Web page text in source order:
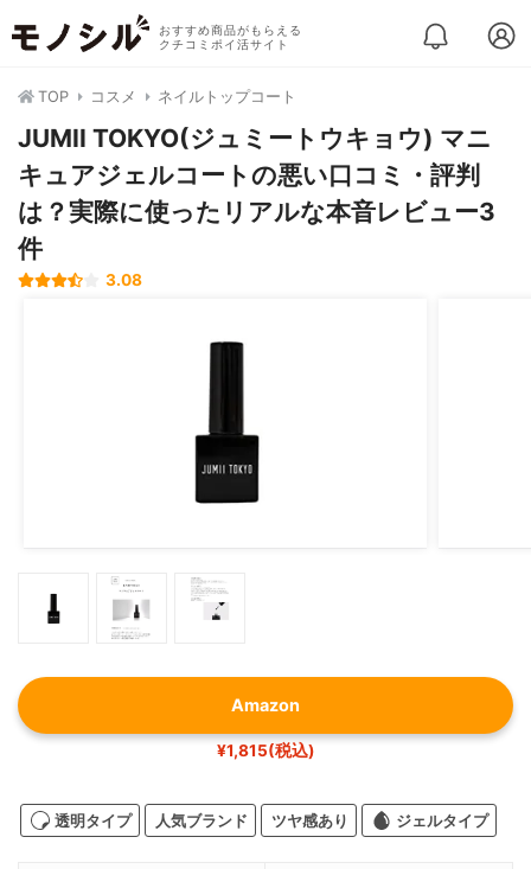
おすすめ商品がもらえる
クチコミポイ活サイト
TOP コスメ ネイルトップコート
JUMII TOKYO(ジュミートウキョウ) マニ
キュアジェルコートの悪い口コミ・評判
は？実際に使ったリアルな本音レビュー3
件
3.08
Amazon
¥1,815(税込)
透明タイプ 人気ブランド ツヤ感あり ジェルタイプ